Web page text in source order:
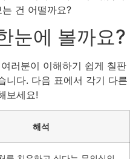
건 어떨까요?
눈에 볼까요?
러분이 이해하기 쉽게 칠판
니다. 다음 표에서 각기 다른
보세요!
해석